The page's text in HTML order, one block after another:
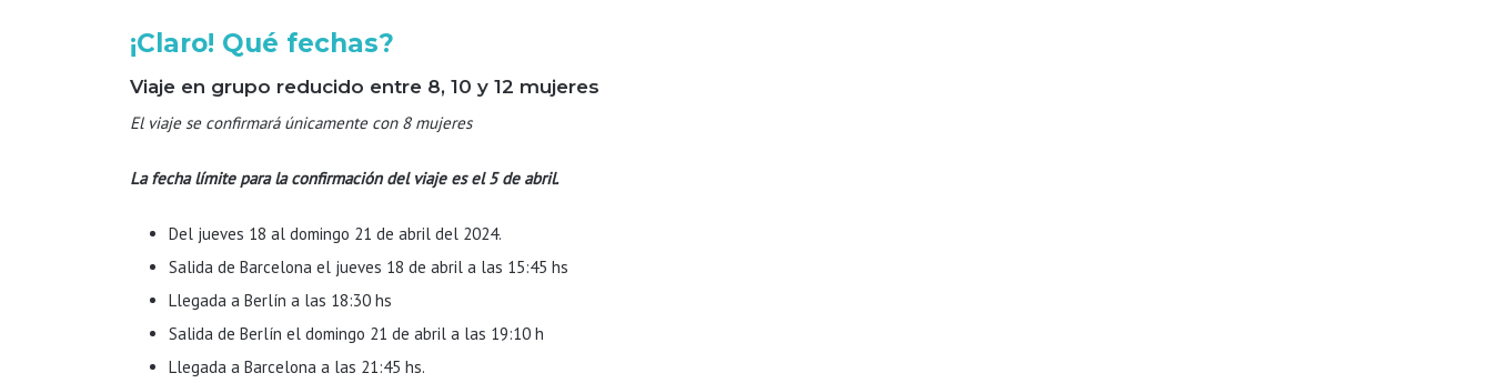
¡Claro! Qué fechas?
Viaje en grupo reducido entre 8, 10 y 12 mujeres
El viaje se confirmará únicamente con 8 mujeres
La fecha límite para la confirmación del viaje es el 5 de abril.
Del jueves 18 al domingo 21 de abril del 2024.
Salida de Barcelona el jueves 18 de abril a las 15:45 hs
Llegada a Berlín a las 18:30 hs
Salida de Berlín el domingo 21 de abril a las 19:10 h
Llegada a Barcelona a las 21:45 hs.